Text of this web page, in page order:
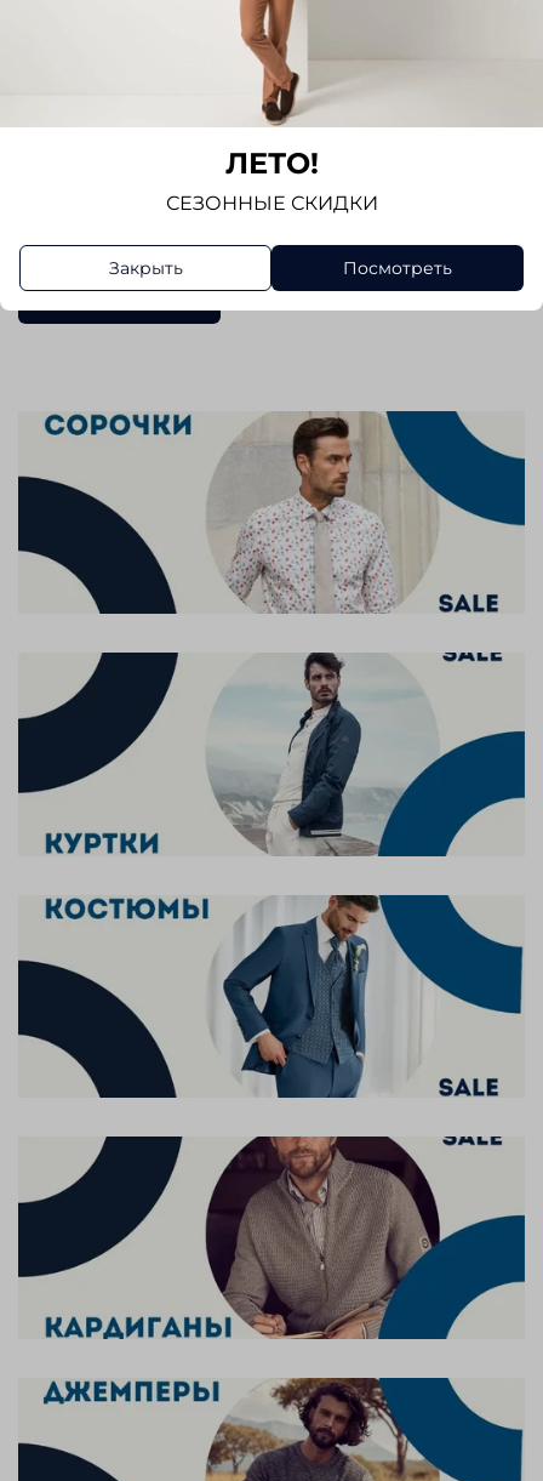
помогая сохранять прохладу
-быстрое высыхание ткань не впитывает влагу, а
испаряет ее, сокращая время высыхания.
позволяя ему быстро испаряться, чтобы
оставаться сухим
-защитой от УФ излучения
костюмом, джинсами и трикотажем. Отличный
вариант для повседневной носки.
Выбирая рубашку Seidensticker , вы получаете
стильный и качественный элемент гардероба,
который будет радовать вас своим внешним
видом и комфортом на протяжении долгого
времени.
Показать полностью
Отзывов еще никто не оставлял
ЛЕТО!
СЕЗОННЫЕ СКИДКИ
Закрыть Посмотреть